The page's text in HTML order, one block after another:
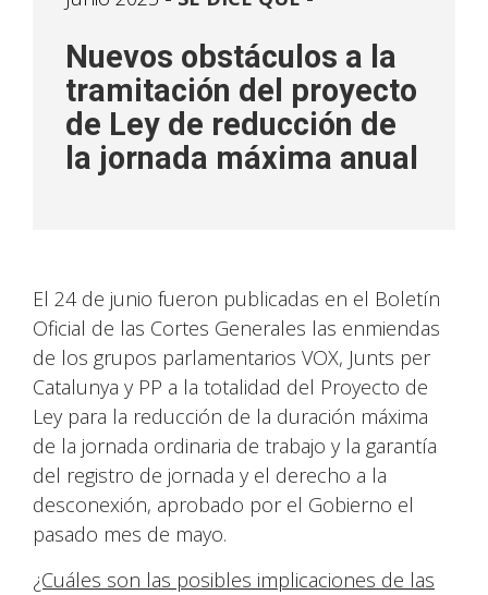
Nuevos obstáculos a la
tramitación del proyecto
de Ley de reducción de
la jornada máxima anual
El 24 de junio fueron publicadas en el Boletín
Oficial de las Cortes Generales las enmiendas
de los grupos parlamentarios VOX, Junts per
Catalunya y PP a la totalidad del Proyecto de
Ley para la reducción de la duración máxima
de la jornada ordinaria de trabajo y la garantía
del registro de jornada y el derecho a la
desconexión, aprobado por el Gobierno el
pasado mes de mayo.
¿Cuáles son las posibles implicaciones de las